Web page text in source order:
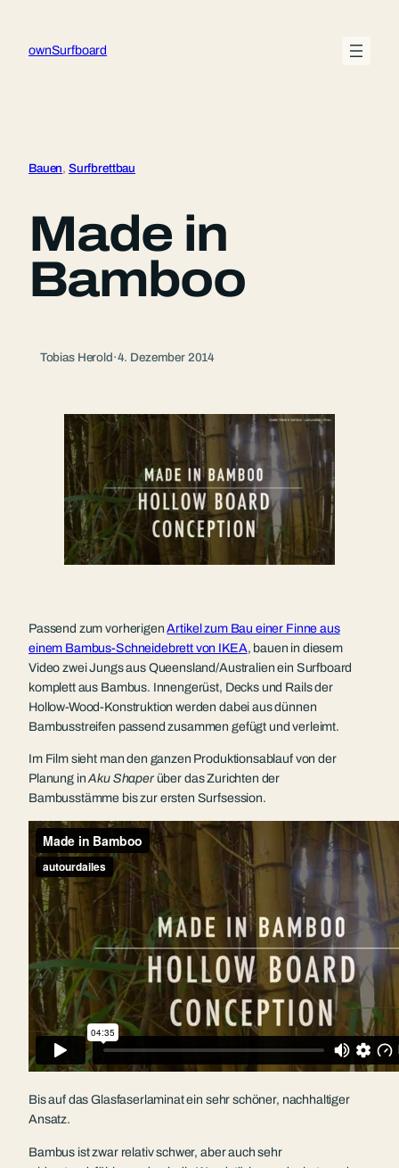
springen
ownSurfboard
Bauen, Surfbrettbau
Made in
Bamboo
Tobias Herold·4. Dezember 2014
Passend zum vorherigenArtikel zum Bau einer Finne aus
einem Bambus-Schneidebrett von IKEA, bauen in diesem
Video zwei Jungs aus Queensland/Australien ein Surfboard
komplett aus Bambus. Innengerüst, Decks und Rails der
Hollow-Wood-Konstruktion werden dabei aus dünnen
Bambusstreifen passend zusammen gefügt und verleimt.
Im Film sieht man den ganzen Produktionsablauf von der
Planung inAku Shaperüber das Zurichten der
Bambusstämme bis zur ersten Surfsession.
Bis auf das Glasfaserlaminat ein sehr schöner, nachhaltiger
Ansatz.
Bambus ist zwar relativ schwer, aber auch sehr